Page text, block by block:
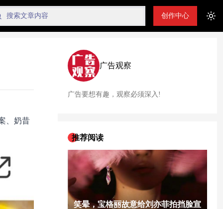
创作中心
、奶昔
广告观察
广告要想有趣，观察必须深入!
推荐阅读
笑晕，宝格丽故意给刘亦菲拍挡脸宣